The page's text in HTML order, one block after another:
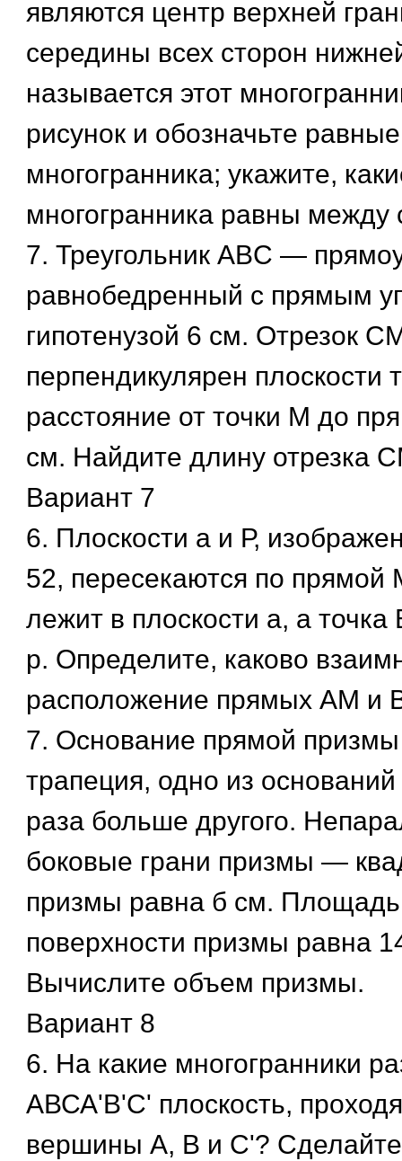
являются центр верхней
середины всех сторон
называется этот
рисунок и обозначьте
многогранника; укажите,
многогранника равны между
7. Треугольник ABC —
равнобедренный с прямым
гипотенузой 6 см. Отрезок
перпендикулярен плоскости
расстояние от точки М до
см. Найдите длину отрезка
Вариант 7
6. Плоскости а и Р,
52, пересекаются по прямой
лежит в плоскости а, а
р. Определите, каково
расположение прямых AM и
7. Основание прямой
трапеция, одно из
раза больше другого.
боковые грани призмы —
призмы равна б см. Площадь
поверхности призмы равна
Вычислите объем призмы.
Вариант 8
6. На какие многогранники
АВСА'В'С' плоскость,
вершины А, В и С'? Сделайте